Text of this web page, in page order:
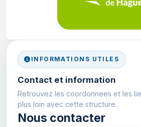
INFORMATIONS UTILES
Contact et information
Retrouvez les coordonnees et les
plus loin avec cette structure.
Nous contacter